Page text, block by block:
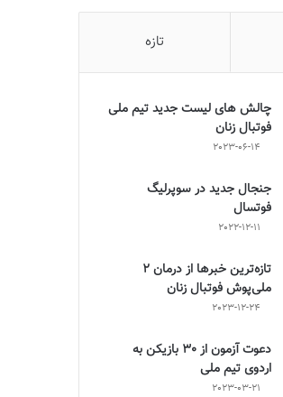
تازه
چالش هاى ليست جدید تيم ملى
فوتبال زنان
2023-06-14
جنجال جدید در سوپرلیگ
فوتسال
2022-12-11
تازه‌ترین خبرها از درمان ۲
ملی‌پوش فوتبال زنان
2023-12-24
دعوت آزمون از 30 بازیکن به
اردوی تیم ملی
2023-03-21